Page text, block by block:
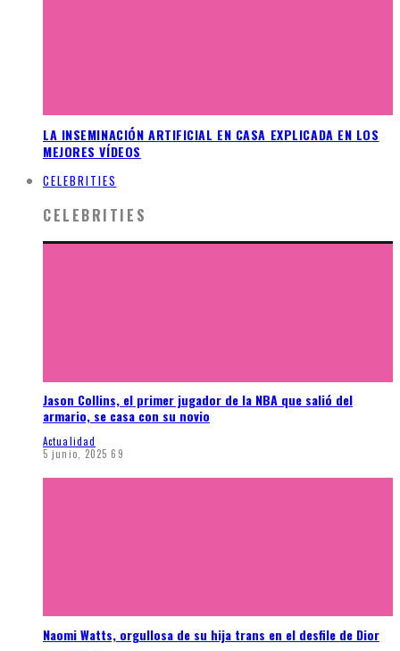
LA INSEMINACIÓN ARTIFICIAL EN CASA EXPLICADA EN LOS
MEJORES VÍDEOS
CELEBRITIES
CELEBRITIES
Jason Collins, el primer jugador de la NBA que salió del
armario, se casa con su novio
Actualidad
5 junio, 2025 69
Naomi Watts, orgullosa de su hija trans en el desfile de Dior